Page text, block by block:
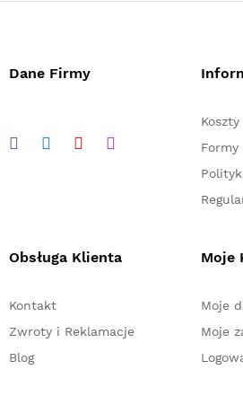
Dane Firmy
Formy
Obsługa Klienta
Kontakt
Zwroty i Reklamacje
Blog
Moje
Moje
Moje